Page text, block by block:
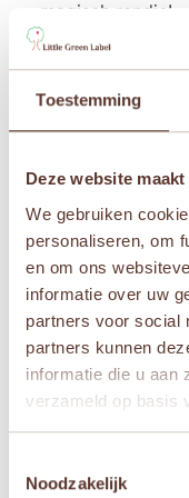
Toestemming
Deze website
We gebruiken
personaliseren, om
en om ons
informatie over uw
partners voor social
partners kunnen
informatie die u aan
verzameld op basis
Noodzakelijk
magisch randje!
– Kroningsjurk
prinses
– Comfortabele,
– Volledig
– Glittervrij
huidirritatie
– Vanaf 3 jaar–
fantasierijk spel
Aanvullende
Leeftijden
Merken